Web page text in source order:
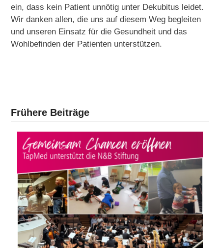
ein, dass kein Patient unnötig unter Dekubitus leidet.
Wir danken allen, die uns auf diesem Weg begleiten
und unseren Einsatz für die Gesundheit und das
Wohlbefinden der Patienten unterstützen.
Frühere Beiträge